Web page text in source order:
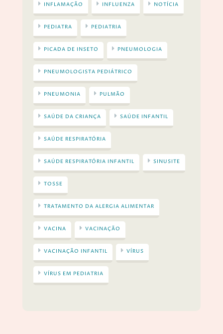
INFLAMAÇÃO INFLUENZA NOTÍCIA
PEDIATRA PEDIATRIA
PICADA DE INSETO PNEUMOLOGIA
PNEUMOLOGISTA PEDIÁTRICO
PNEUMONIA PULMÃO
SAÚDE DA CRIANÇA SAÚDE INFANTIL
SAÚDE RESPIRATÓRIA
SAÚDE RESPIRATÓRIA INFANTIL SINUSITE
TOSSE
TRATAMENTO DA ALERGIA ALIMENTAR
VACINA VACINAÇÃO
VACINAÇÃO INFANTIL VÍRUS
VÍRUS EM PEDIATRIA